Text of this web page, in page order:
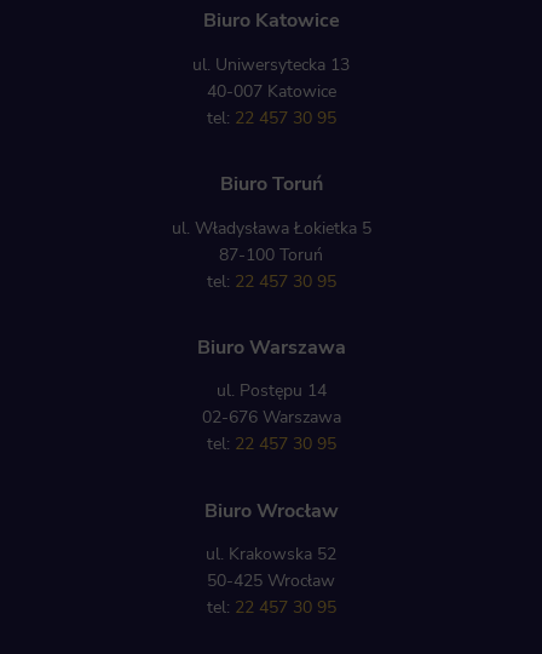
Biuro Katowice
ul. Uniwersytecka 13
40-007 Katowice
tel: 22 457 30 95
Biuro Toruń
ul. Władysława Łokietka 5
87-100 Toruń
tel: 22 457 30 95
Biuro Warszawa
ul. Postępu 14
02-676 Warszawa
tel: 22 457 30 95
Biuro Wrocław
ul. Krakowska 52
50-425 Wrocław
tel: 22 457 30 95